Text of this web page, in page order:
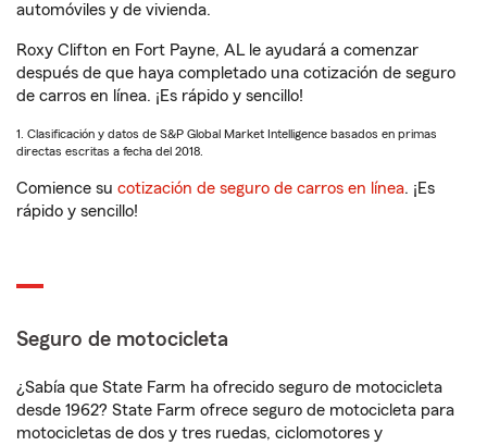
automóviles y de vivienda.
Roxy Clifton en Fort Payne, AL le ayudará a comenzar
después de que haya completado una cotización de seguro
de carros en línea. ¡Es rápido y sencillo!
1. Clasificación y datos de S&P Global Market Intelligence basados en primas
directas escritas a fecha del 2018.
Comience su cotización de seguro de carros en línea. ¡Es
rápido y sencillo!
Seguro de motocicleta
¿Sabía que State Farm ha ofrecido seguro de motocicleta
desde 1962? State Farm ofrece seguro de motocicleta para
motocicletas de dos y tres ruedas, ciclomotores y